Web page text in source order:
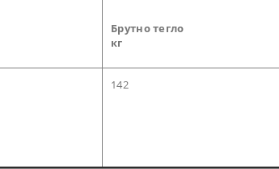
Брутно тегло
кг
142